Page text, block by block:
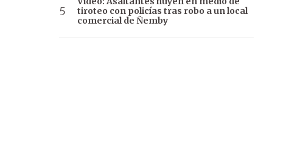
tiroteo con policías tras robo a un local
comercial de Ñemby